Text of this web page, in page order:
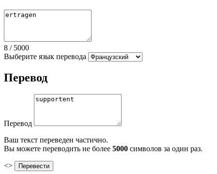
8 / 5000
Выберите язык перевода
Перевод
Перевод
Ваш текст переведен частично.
Вы можете переводить не более 5000 символов за один раз.
<>